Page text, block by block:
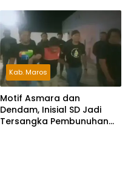
Kab. Maros
Motif Asmara dan
Dendam, Inisial SD Jadi
Tersangka Pembunuhan